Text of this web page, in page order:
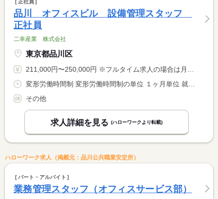
正社員
品川 オフィスビル 設備管理スタッフ
正社員
二幸産業 株式会社
東京都品川区
211,000円〜250,000円 ※フルタイム求人の場合は月額（換算額）、パート求人の場合は時間額を表示しています。
その他
求人詳細を見る (ハローワークより転載)
ハローワーク求人（掲載元：品川公共職業安定所）
パート・アルバイト
業務管理スタッフ（オフィスサービス部）